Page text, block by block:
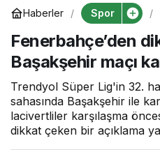
Haberler Spor
Fenerbahçe’den
Başakşehir maçı
Trendyol Süper Lig'in 32.
sahasında Başakşehir ile
lacivertliler karşılaşma
dikkat çeken bir açıklama